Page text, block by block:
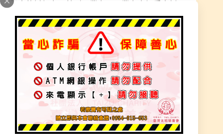
很大的討報力量就叫《業力》，業力未解受盡折
磨、運勢不佳、人緣差、家庭失和、因果病、無妄
之災、坎坷不順、事業不順、無財運、病痛纏身。
信眾慈悲心、捨得去付出【施棺助喪】發願行善迥
向解怨釋結、行善消業、解厄除災、運途亨通、增
強運勢、賜福降祥庇佑。轉危為安大事化小事、降
祥庇佑。
道祖師尊慈悲指示